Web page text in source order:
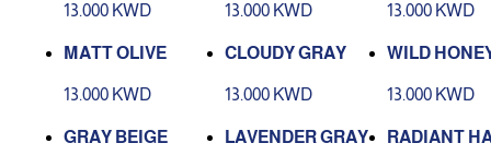
13.000 KWD 13.000 KWD 13.000 KWD
MATT OLIVE
13.000 KWD
CLOUDY GRAY
13.000 KWD
WILD
13.000 KWD
GRAY BEIGE LAVENDER GRAY
RADIANT